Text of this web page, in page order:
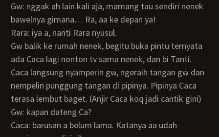
Gw: nggak ah lain kali aja, mamang tau sendiri nenek
bawelnya gimana… Ra, aa ke depan ya!
Rara: iya a, nanti Rara nyusul.
Gw balik ke rumah nenek, begitu buka pintu ternyata
ada Caca lagi nonton tv sama nenek, dan bi Tanti.
Caca langsung nyamperin gw, ngeraih tangan gw dan
nempelin punggung tangan di pipinya. Pipinya Caca
terasa lembut baget. (Anjir Caca koq jadi cantik gini)
Gw: kapan dateng Ca?
Caca: barusan a belum lama. Katanya aa udah